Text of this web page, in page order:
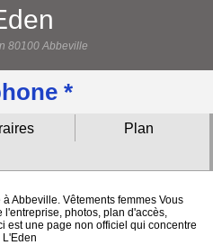
80100 Abbeville
*
Plan
Abbeville. Vêtements femmes Vous
photos, plan d'accès,
est une page non officiel qui concentre